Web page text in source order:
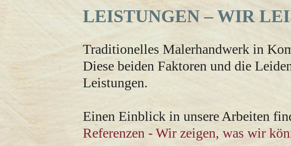
LEISTUNGEN – WIR
Traditionelles Malerhandwerk in
Diese beiden Faktoren und die
Leistungen.
Einen Einblick in unsere Arbeiten
Referenzen - Wir zeigen, was wir